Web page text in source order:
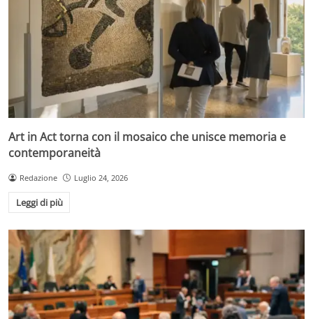
Art in Act torna con il mosaico che unisce memoria e
contemporaneità
Redazione Luglio 24, 2026
Leggi di più